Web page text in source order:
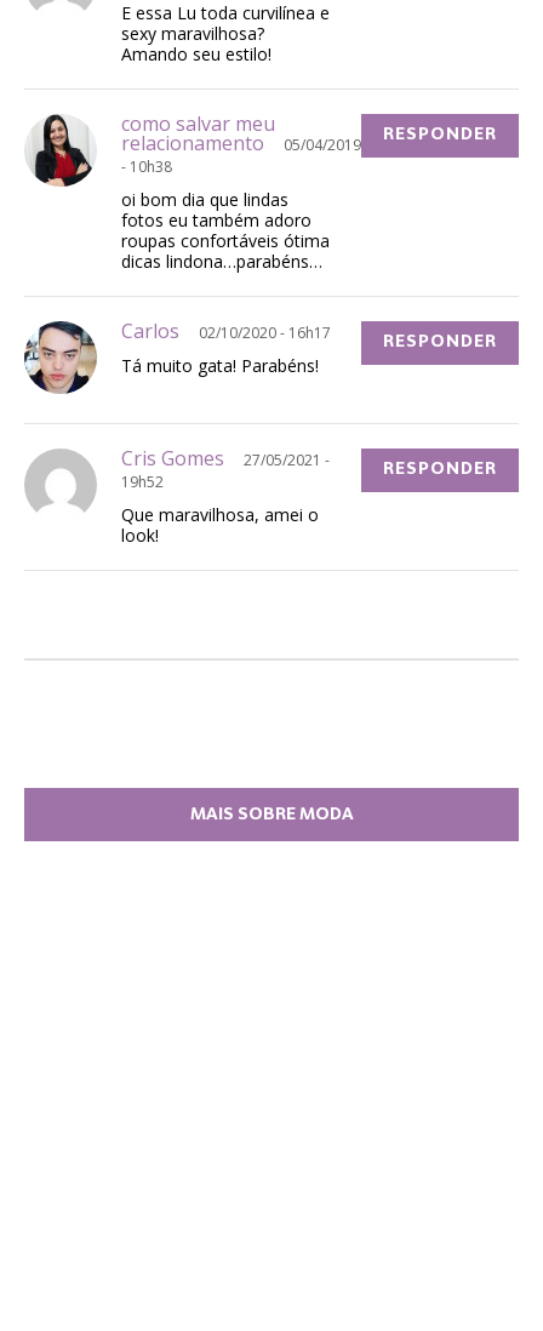
E essa Lu toda curvilínea e
sexy maravilhosa?
Amando seu estilo!
como salvar meu
relacionamento
05/04/2019
- 10h38
oi bom dia que lindas
fotos eu também adoro
roupas confortáveis ótima
dicas lindona…parabéns…
RESPONDER
Carlos 02/10/2020 - 16h17
Tá muito gata! Parabéns!
RESPONDER
Cris Gomes
27/05/2021 -
19h52
Que maravilhosa, amei o
look!
RESPONDER
MAIS SOBRE MODA